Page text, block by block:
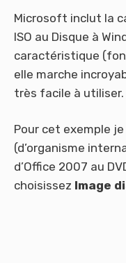
Microsoft inclut la
ISO au Disque à
caractéristique
elle marche
très facile à utiliser.
Pour cet exemple je
(d’organisme
d’Office 2007 au
choisissez Image